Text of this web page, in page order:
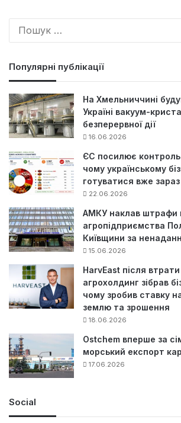
Популярні публікації
На Хмельниччині
Україні вакуум-
безперервної дії
16.06.2026
ЄС посилює
чому українському
готуватися вже зараз
22.06.2026
АМКУ наклав штрафи
агропідприємства
Київщини за
15.06.2026
HarvEast після втрати
агрохолдинг зібрав
чому зробив ставку на
землю та зрошення
18.06.2026
Ostchem вперше за
морський експорт
17.06.2026
Social